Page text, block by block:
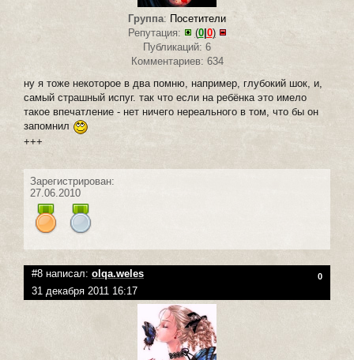
Группа: Посетители
Репутация:
(0| 0)
Публикаций: 6
Комментариев: 634
ну я тоже некоторое в два помню, например, глубокий шок, и,
самый страшный испуг. так что если на ребёнка это имело
такое впечатление - нет ничего нереального в том, что бы он
запомнил
+++
Зарегистрирован:
27.06.2010
#8 написал: olqa.weles 0
31 декабря 2011 16:17